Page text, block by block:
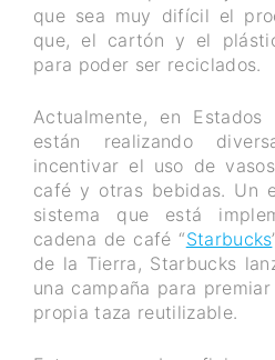
que sea muy difícil el
que, el cartón y el
para poder ser reciclados.
Actualmente, en
están realizando
incentivar el uso de
café y otras bebidas. Un
sistema que está
cadena de café “Starbucks
de la Tierra, Starbucks
una campaña para
propia taza reutilizable.